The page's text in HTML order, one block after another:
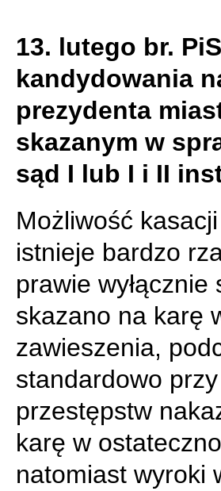
13. lutego br.
kandydowania
prezydenta
skazanym w
sąd I lub I i II
Możliwość
istnieje bardzo
prawie
skazano na karę
zawieszenia,
standardowo
przestępstw
karę w
natomiast wyroki